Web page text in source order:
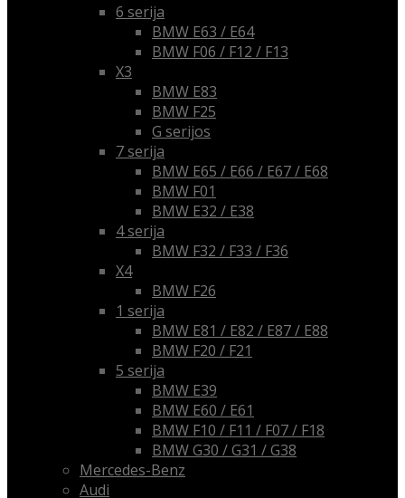
6 serija
BMW E63 / E64
BMW F06 / F12 / F13
X3
BMW E83
BMW F25
G serijos
7 serija
BMW E65 / E66 / E67 / E68
BMW F01
BMW E32 / E38
4 serija
BMW F32 / F33 / F36
X4
BMW F26
1 serija
BMW E81 / E82 / E87 / E88
BMW F20 / F21
5 serija
BMW E39
BMW E60 / E61
BMW F10 / F11 / F07 / F18
BMW G30 / G31 / G38
Mercedes-Benz
Audi